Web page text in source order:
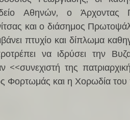
Αθηνών, ο Άρχοντας
και ο διάσημος
πτυχίο και δίπλωμα
να ιδρύσει την
<<συνεχιστή της
Φορτωμάς και η Χορωδία